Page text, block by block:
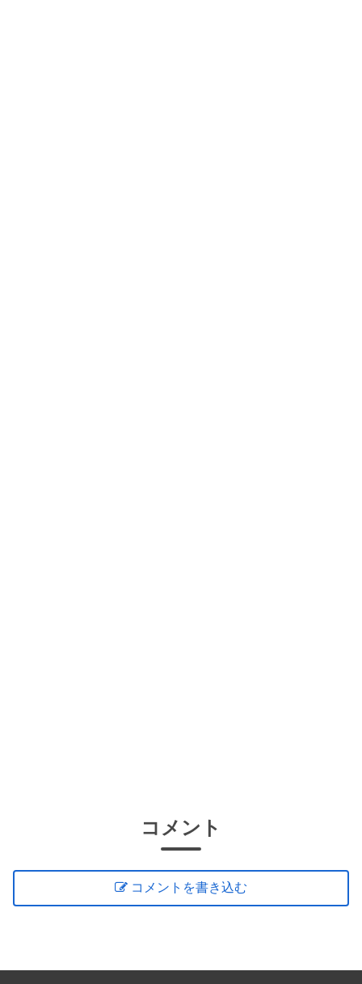
コメント
コメントを書き込む